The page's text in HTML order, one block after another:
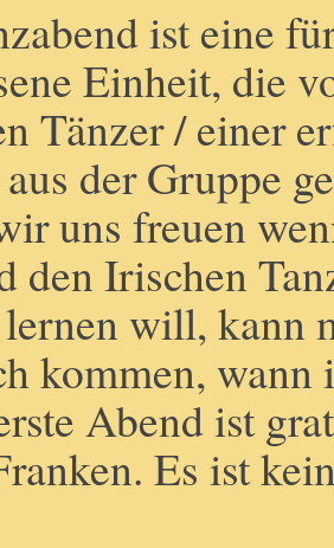
ist eine
Einheit, die
Tänzer / einer
der Gruppe
uns freuen
den Irischen
will, kann
kommen,
Abend ist
Es ist